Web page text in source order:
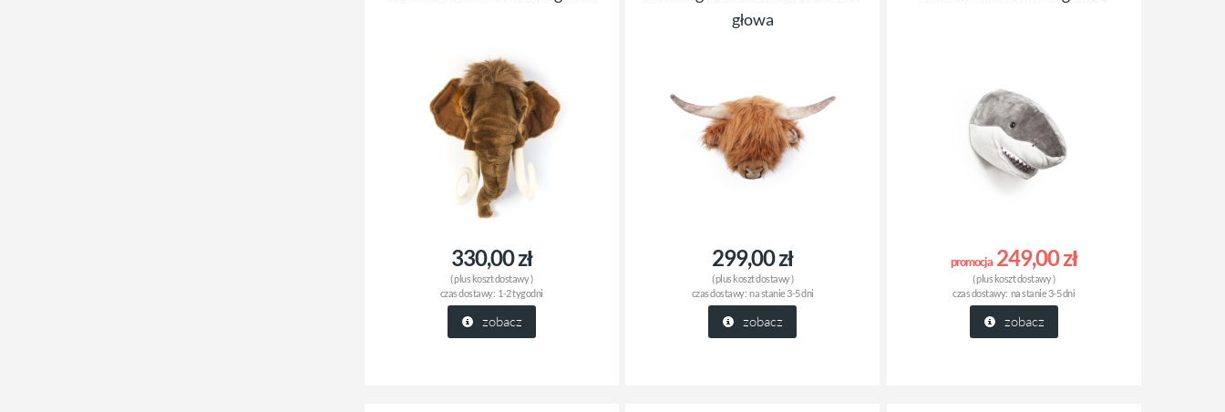
330,00 zł
( pluskoszt dostawy)
czas dostawy: 1-2 tygodni
zobacz
głowa
299,00 zł
( pluskoszt dostawy)
czas dostawy:na stanie 3-5 dni
zobacz
promocja249,00 zł
( pluskoszt dostawy)
czas dostawy: na stanie 3-5 dni
zobacz